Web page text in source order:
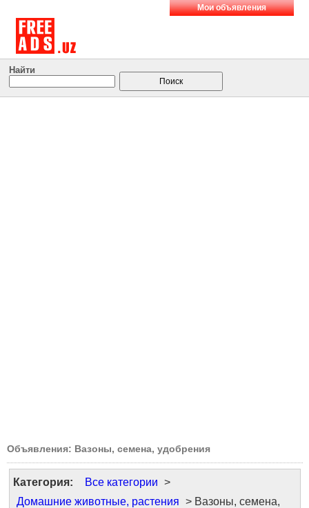
Мои объявления
Найти
Объявления: Вазоны, семена, удобрения
Категория: Все категории >
Домашние животные, растения > Вазоны, семена,